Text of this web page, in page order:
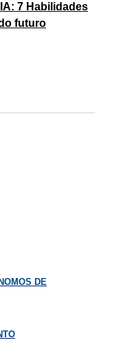
7 Habilidades
futuro
DE